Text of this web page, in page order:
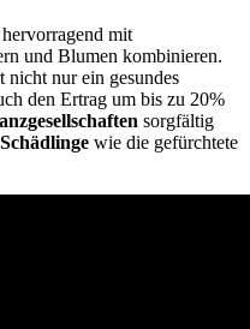
hervorragend mit
und Blumen kombinieren.
nur ein gesundes
den Ertrag um bis zu 20%
sorgfältig
Schädlinge wie die gefürchtete